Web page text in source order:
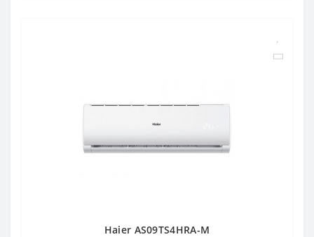
Haier AS09TS4HRA-M